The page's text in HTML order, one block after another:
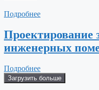
Подробнее
Проектирование
инженерных
Подробнее
Загрузить больше